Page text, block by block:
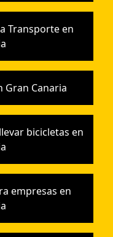
Transporte en
Canaria
bicicletas en
empresas en